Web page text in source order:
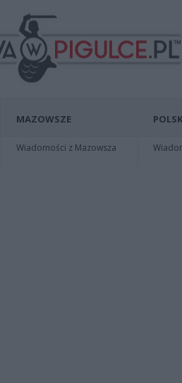
MAZOWSZE
Wiadomości z Mazowsza